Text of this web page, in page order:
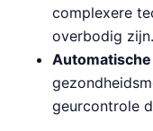
complexere
overbodig zijn.
geurcontrole